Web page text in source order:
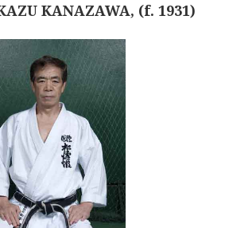
KANAZAWA, (f. 1931)